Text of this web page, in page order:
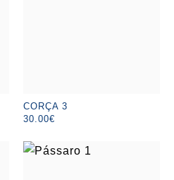
CORÇA 3
30.00€